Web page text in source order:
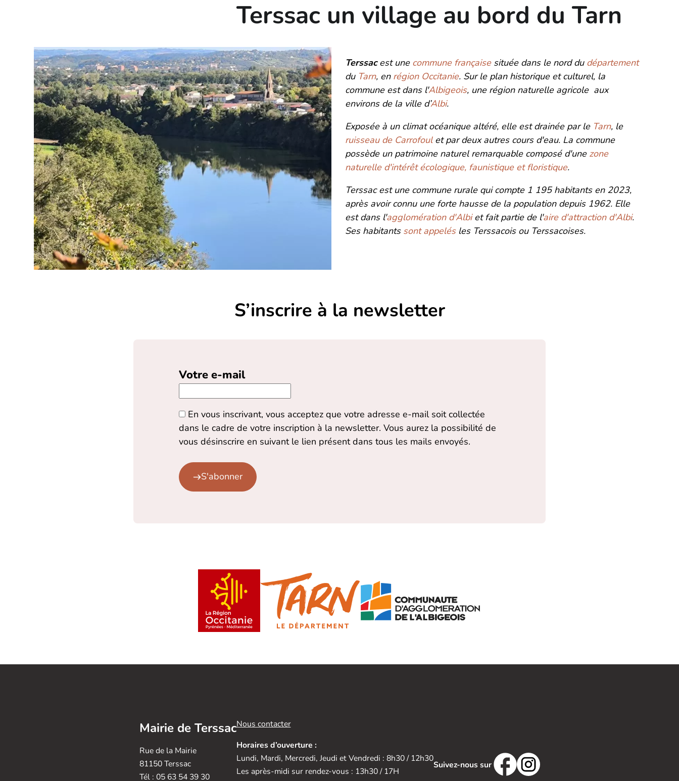
Terssac un village au bord du Tarn
Terssacest une commune françaisesituée dans le nord du département
du Tarn, en région Occitanie. Sur le plan historique et culturel, la
commune est dans l'Albigeois, une région naturelle agricole aux
environs de la ville d’Albi.
Exposée à un climat océanique altéré, elle est drainée par le Tarn, le
ruisseau de Carrofoulet par deux autres cours d'eau. La commune
possède un patrimoine naturel remarquable composé d'une zone
naturelle d'intérêt écologique, faunistique et floristique.
Terssac est une commune rurale qui compte 1 195 habitants en 2023,
après avoir connu une forte hausse de la population depuis 1962. Elle
est dans l'agglomération d'Albiet fait partie de l'aire d'attraction d'Albi.
Ses habitants sont appelésles Terssacois ou Terssacoises.
S’inscrire à la newsletter
Votre e-mail
En vous inscrivant, vous acceptez que votre adresse e-mail soit collectée
dans le cadre de votre inscription à la newsletter. Vous aurez la possibilité de
vous désinscrire en suivant le lien présent dans tous les mails envoyés.
S'abonner
Mairie de Terssac
Rue de la Mairie
81150 Terssac
Tél : 05 63 54 39 30
Nous contacter
Horaires d’ouverture :
Lundi, Mardi, Mercredi, Jeudi et Vendredi : 8h30 / 12h30
Les après-midi sur rendez-vous : 13h30 / 17H
Suivez-nous sur